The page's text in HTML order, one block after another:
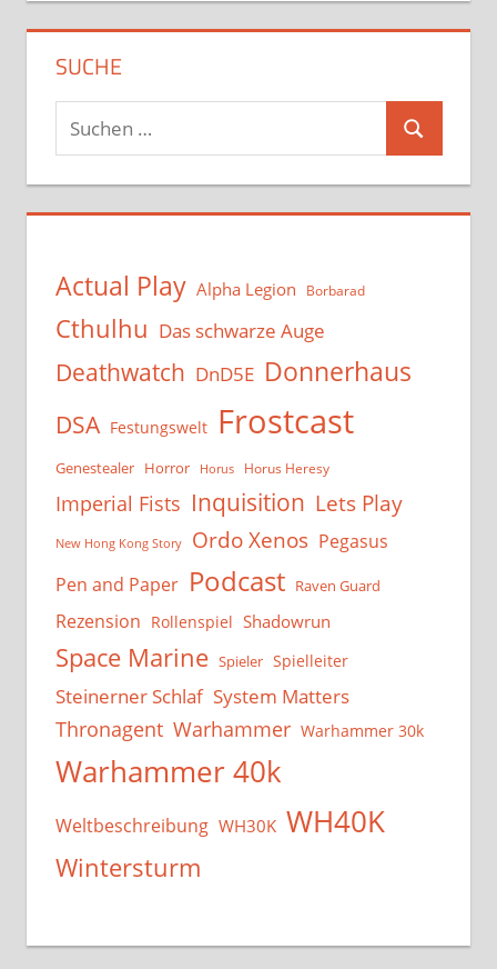
SUCHE
Suchen
nach:
Suchen
Actual Play Alpha Legion Borbarad
Cthulhu Das schwarze Auge
Deathwatch DnD5E Donnerhaus
DSA Festungswelt Frostcast
Genestealer Horror Horus Horus Heresy
Imperial Fists Inquisition Lets Play
New Hong Kong Story Ordo Xenos Pegasus
Pen and Paper Podcast Raven Guard
Rezension Rollenspiel Shadowrun
Space Marine Spieler Spielleiter
Steinerner Schlaf System Matters
Thronagent Warhammer Warhammer 30k
Warhammer 40k
Weltbeschreibung WH30K WH40K
Wintersturm